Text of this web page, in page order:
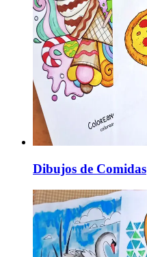
Dibujos de Comidas